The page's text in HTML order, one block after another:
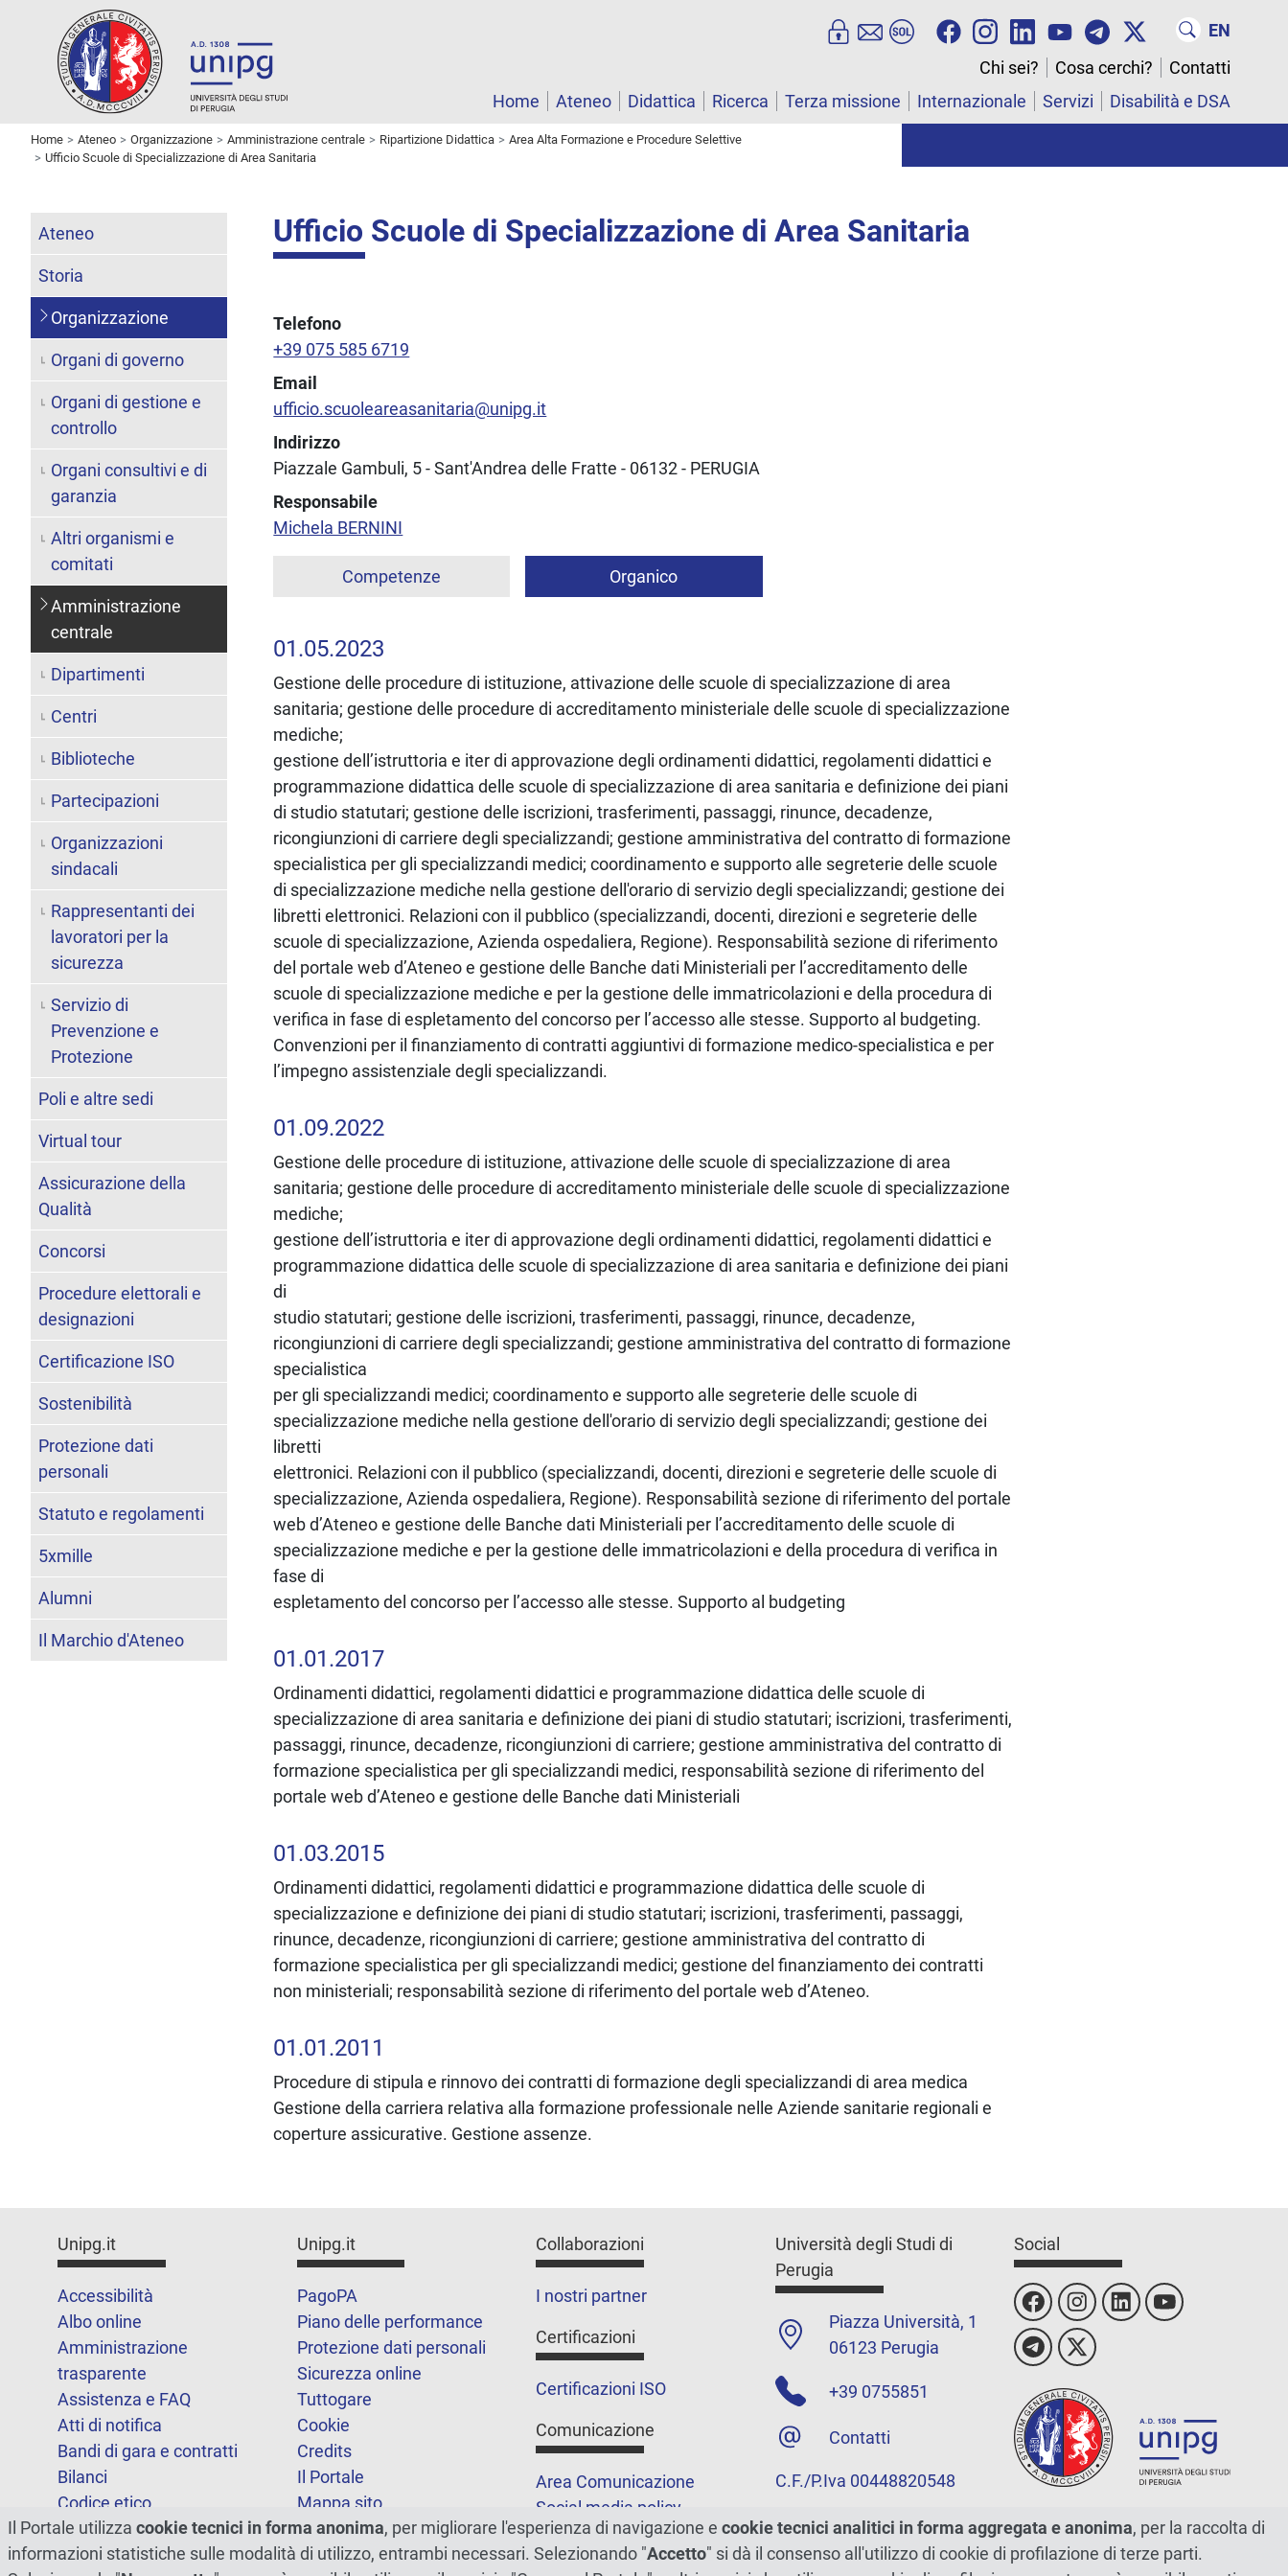
EN
Chi sei?
Cosa cerchi?
Contatti
Home
Ateneo Didattica Ricerca Terza missione Internazionale Servizi Disabilità e DSA
Home Ateneo Organizzazione Amministrazione centrale Ripartizione Didattica
Area Alta Formazione e Procedure Selettive
Ufficio Scuole di Specializzazione di Area Sanitaria
Ufficio Scuole di Specializzazione di Area Sanitaria
Telefono
+39 075 585 6719
Email
ufficio.scuoleareasanitaria@unipg.it
Indirizzo
Piazzale Gambuli, 5 - Sant'Andrea delle Fratte - 06132- PERUGIA
Responsabile
Michela BERNINI
Competenze Organico
01.05.2023
Gestione delle procedure di istituzione, attivazione delle scuole di specializzazione di area
sanitaria; gestione delle procedure di accreditamento ministeriale delle scuole di specializzazione
mediche;
gestione dell’istruttoria e iter di approvazione degli ordinamenti didattici, regolamenti didattici e
programmazione didattica delle scuole di specializzazione di area sanitaria e definizione dei piani
di studio statutari; gestione delle iscrizioni, trasferimenti, passaggi, rinunce, decadenze,
ricongiunzioni di carriere degli specializzandi; gestione amministrativa del contratto di formazione
specialistica per gli specializzandi medici; coordinamento e supporto alle segreterie delle scuole
di specializzazione mediche nella gestione dell'orario di servizio degli specializzandi; gestione dei
libretti elettronici. Relazioni con il pubblico (specializzandi, docenti, direzioni e segreterie delle
scuole di specializzazione, Azienda ospedaliera, Regione). Responsabilità sezione di riferimento
del portale web d’Ateneo e gestione delle Banche dati Ministeriali per l’accreditamento delle
scuole di specializzazione mediche e per la gestione delle immatricolazioni e della procedura di
verifica in fase di espletamento del concorso per l’accesso alle stesse. Supporto al budgeting.
Convenzioni per il finanziamento di contratti aggiuntivi di formazione medico-specialistica e per
l’impegno assistenziale degli specializzandi.
01.09.2022
Gestione delle procedure di istituzione, attivazione delle scuole di specializzazione di area
sanitaria; gestione delle procedure di accreditamento ministeriale delle scuole di specializzazione
mediche;
gestione dell’istruttoria e iter di approvazione degli ordinamenti didattici, regolamenti didattici e
programmazione didattica delle scuole di specializzazione di area sanitaria e definizione dei piani
di
studio statutari; gestione delle iscrizioni, trasferimenti, passaggi, rinunce, decadenze,
ricongiunzioni di carriere degli specializzandi; gestione amministrativa del contratto di formazione
specialistica
per gli specializzandi medici; coordinamento e supporto alle segreterie delle scuole di
specializzazione mediche nella gestione dell'orario di servizio degli specializzandi; gestione dei
libretti
elettronici. Relazioni con il pubblico (specializzandi, docenti, direzioni e segreterie delle scuole di
specializzazione, Azienda ospedaliera, Regione). Responsabilità sezione di riferimento del portale
web d’Ateneo e gestione delle Banche dati Ministeriali per l’accreditamento delle scuole di
specializzazione mediche e per la gestione delle immatricolazioni e della procedura di verifica in
fase di
espletamento del concorso per l’accesso alle stesse. Supporto al budgeting
01.01.2017
Ordinamenti didattici, regolamenti didattici e programmazione didattica delle scuole di
specializzazione di area sanitaria e definizione dei piani di studio statutari; iscrizioni, trasferimenti,
passaggi, rinunce, decadenze, ricongiunzioni di carriere; gestione amministrativa del contratto di
formazione specialistica per gli specializzandi medici, responsabilità sezione di riferimento del
portale web d’Ateneo e gestione delle Banche dati Ministeriali
01.03.2015
Ordinamenti didattici, regolamenti didattici e programmazione didattica delle scuole di
specializzazione e definizione dei piani di studio statutari; iscrizioni, trasferimenti, passaggi,
rinunce, decadenze, ricongiunzioni di carriere; gestione amministrativa del contratto di
formazione specialistica per gli specializzandi medici; gestione del finanziamento dei contratti
non ministeriali; responsabilità sezione di riferimento del portale web d’Ateneo.
01.01.2011
Procedure di stipula e rinnovo dei contratti di formazione degli specializzandi di area medica
Gestione della carriera relativa alla formazione professionale nelle Aziende sanitarie regionali e
coperture assicurative. Gestione assenze.
Ateneo
Storia
Organizzazione
Organi di governo
Organi di gestione e
controllo
Organi consultivi e di
garanzia
Altri organismi e
comitati
Amministrazione
centrale
Dipartimenti
Centri
Biblioteche
Partecipazioni
Organizzazioni
sindacali
Rappresentanti dei
lavoratori per la
sicurezza
Servizio di
Prevenzione e
Protezione
Poli e altre sedi
Virtual tour
Assicurazione della
Qualità
Concorsi
Procedure elettorali e
designazioni
Certificazione ISO
Sostenibilità
Protezione dati
personali
Statuto e regolamenti
5xmille
Alumni
Il Marchio d'Ateneo
Unipg.it
Accessibilità
Albo online
Amministrazione
trasparente
Assistenza e FAQ
Atti di notifica
Bandi di gara e contratti
Bilanci
Codice etico
FOIA
Note legali
Unipg.it
PagoPA
Piano delle performance
Protezione dati personali
Sicurezza online
Tuttogare
Cookie
Credits
Il Portale
Mappa sito
Statistiche
Dichiarazione di
Collaborazioni
I nostri partner
Certificazioni
Certificazioni ISO
Comunicazione
Area Comunicazione
Social media policy
Podcast
Merchandising e shop
Università degli Studi di
Perugia
Piazza Università, 1
06123 Perugia
+39 0755851
Contatti
C.F./P.Iva 00448820548
Social
Il Portale utilizza cookie tecnici in forma anonima, per migliorare l'esperienza di navigazione e cookie tecnici analitici in forma aggregata e anonima, per la raccolta di
informazioni statistiche sulle modalità di utilizzo, entrambi necessari. Selezionando "Accetto" si dà il consenso all'utilizzo di cookie di profilazione di terze parti.